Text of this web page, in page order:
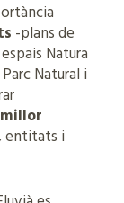
-plans de
Natura
Natural i
entitats i